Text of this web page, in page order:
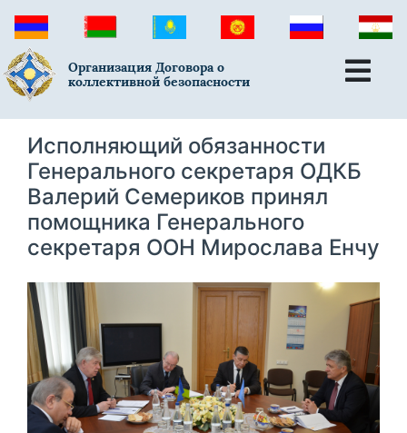
Организация Договора о
коллективной безопасности
Исполняющий обязанности
Генерального секретаря ОДКБ
Валерий Семериков принял
помощника Генерального
секретаря ООН Мирослава Енчу